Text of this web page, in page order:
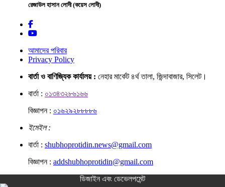
রেজাউল হাসান লোদী (কয়েস লোদী)
আমাদের পরিবার
Privacy Policy
বার্তা ও বাণিজ্যিক কার্যালয় : নেহার মার্কেট ৪র্থ তালা, জিন্দাবাজার, সিলেট।
বার্তা : ০১৩৪৩২৮৬১৬৬
বিজ্ঞাপন : ০১৬২৯২৮৮৮৮৬
ইমেইল :
বার্তা : shubhoprotidin.news@gmail.com
বিজ্ঞাপন : addshubhoprotidin@gmail.com
ডিজাইন এবং ডেভেলপমেন্ট